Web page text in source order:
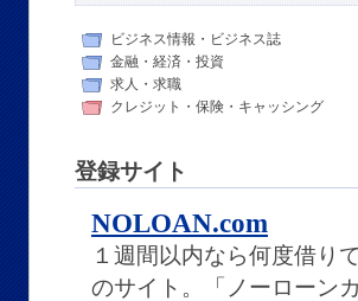
ビジネス情報・ビジネス誌
金融・経済・投資
求人・求職
クレジット・保険・キャッシング
登録サイト
NOLOAN.com
１週間以内なら何度借り
のサイト。「ノーローン